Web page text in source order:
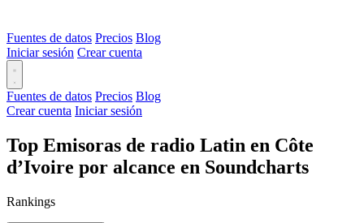
Fuentes de datos Precios Blog
Iniciar sesión Crear cuenta
Fuentes de datos Precios Blog
Crear cuenta Iniciar sesión
Top Emisoras de radio Latin en Côte
d’Ivoire por alcance en Soundcharts
Rankings